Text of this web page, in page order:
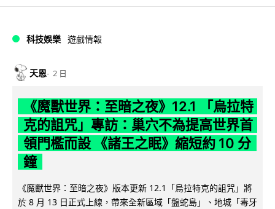
科技娛樂 遊戲情報
天恩 2 日
《魔獸世界：至暗之夜》12.1 「烏拉特
克的詛咒」專訪：巢穴不為提高世界首
領門檻而設 《諸王之眠》縮短約 10 分
鐘
《魔獸世界：至暗之夜》版本更新 12.1「烏拉特克的詛咒」將
於 8 月 13 日正式上線，帶來全新區域「盤蛇島」、地城「毒牙